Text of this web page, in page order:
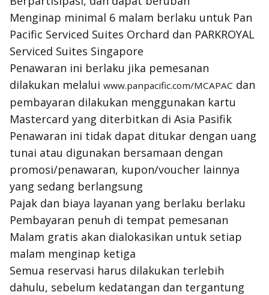
Menginap minimal 6 malam berlaku untuk Pan
Pacific Serviced Suites Orchard dan PARKROYAL
Serviced Suites Singapore
Penawaran ini berlaku jika pemesanan
dilakukan melalui www.panpacific.com/MCAPAC dan
pembayaran dilakukan menggunakan kartu
Mastercard yang diterbitkan di Asia Pasifik
Penawaran ini tidak dapat ditukar dengan uang
tunai atau digunakan bersamaan dengan
promosi/penawaran, kupon/voucher lainnya
yang sedang berlangsung
Pajak dan biaya layanan yang berlaku berlaku
Pembayaran penuh di tempat pemesanan
Malam gratis akan dialokasikan untuk setiap
malam menginap ketiga
Semua reservasi harus dilakukan terlebih
dahulu, sebelum kedatangan dan tergantung